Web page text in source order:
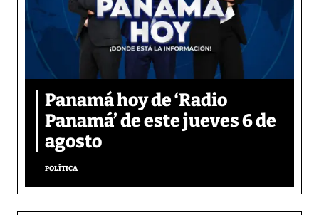
Panamá hoy de ‘Radio
Panamá’ de este jueves 6 de
agosto
POLÍTICA